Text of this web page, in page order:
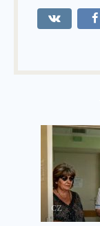
CZ